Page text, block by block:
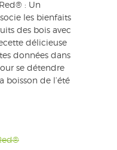
: Un
les bienfaits
des bois avec
délicieuse
données dans
se détendre
boisson de l’été